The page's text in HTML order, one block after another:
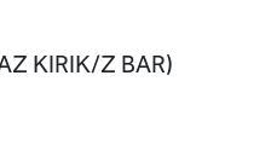
KIRIK/Z BAR)